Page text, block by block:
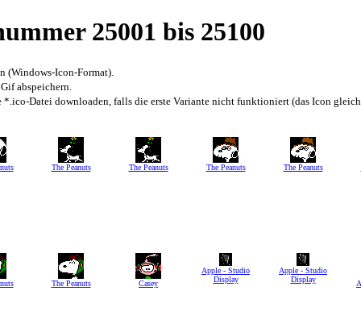
25001 bis 25100
Icon-Format).
abspeichern.
Datei downloaden, falls die erste Variante nicht funktioniert (das Icon
The Peanuts The Peanuts The Peanuts The Peanuts
The Peanuts Casey
Apple - Studio
Display
Apple - Studio
Display